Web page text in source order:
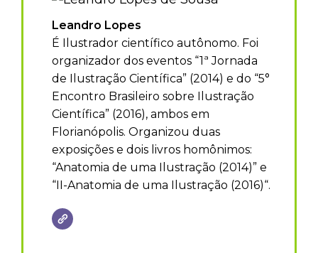
Leandro Lopes
É Ilustrador científico autônomo. Foi
organizador dos eventos “1ª Jornada
de Ilustração Científica” (2014) e do “5°
Encontro Brasileiro sobre Ilustração
Científica” (2016), ambos em
Florianópolis. Organizou duas
exposições e dois livros homônimos:
“Anatomia de uma Ilustração (2014)” e
“II-Anatomia de uma Ilustração (2016)“.